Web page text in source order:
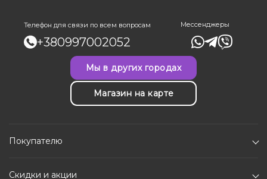
Телефон для связи по всем вопросам
+380997002052
Мессенджеры
Мы в других городах
Магазин на карте
Покупателю
Скидки и акции